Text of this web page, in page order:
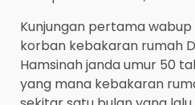
Kunjungan pertama
korban kebakaran rumah
Hamsinah janda umur 50
yang mana kebakaran